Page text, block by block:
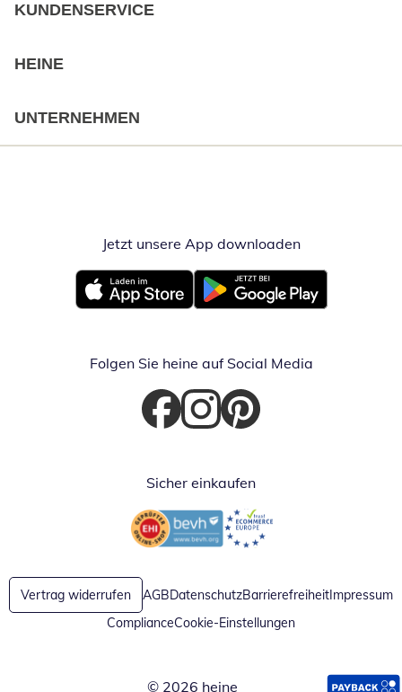
KUNDENSERVICE
HEINE
UNTERNEHMEN
Jetzt unsere App downloadenÖffnet in
Öffnet in neuem FensterÖffnet in neuem Fenster
Folgen Sie heine auf Social Media
Öffnet in neuem Fenster
Öffnet in neuem Fenster
Öffnet in neuem Fenster
Sicher einkaufen
Öffnet in neuem FensterÖffnet in neuem Fenster
Vertrag widerrufen AGBDatenschutzBarrierefreiheitImpressum
ComplianceCookie-Einstellungen
© 2026 heine